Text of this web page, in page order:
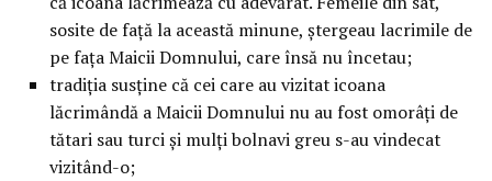
sosite de faţă la această minune, ştergeau lacrimile de
pe faţa Maicii Domnului, care însă nu încetau;
tradiţia susţine că cei care au vizitat icoana
lăcrimândă a Maicii Domnului nu au fost omorâţi de
tătari sau turci şi mulţi bolnavi greu s-au vindecat
vizitând-o;